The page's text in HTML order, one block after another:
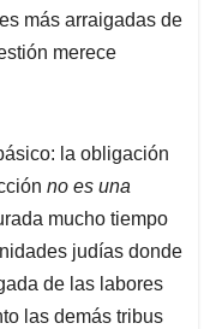
más arraigadas de
merece
la obligación
no es una
mucho tiempo
judías donde
de las labores
las demás tribus